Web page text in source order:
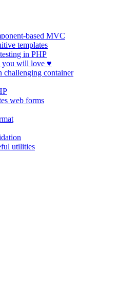
based MVC
templates
in PHP
you will love ♥
challenging container
web forms
utilities